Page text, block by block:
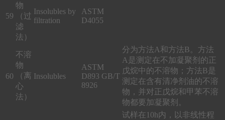
59
物
（过
滤
法）
Insolubles by
filtration
ASTM
D4055
60
不溶
物
（离
心
法）
Insolubles
ASTM
D893 GB/T
8926
分为方法A和方法B。方法
A是测定在不加凝聚剂的正
戊烷中的不溶物；方法B是
测定在含有清净剂油的不溶
物，并对正戊烷和甲苯不溶
物都要加凝聚剂。
试样在10h内，以非线性程